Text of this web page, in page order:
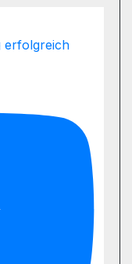
erfolgreich